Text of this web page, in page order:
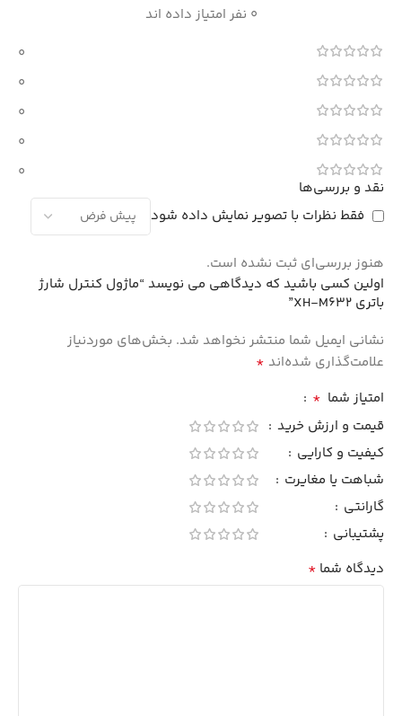
0 نفر امتیاز داده اند
0
0
0
0
0
نقد و بررسی‌ها
فقط نظرات با تصویر نمایش داده شود
هنوز بررسی‌ای ثبت نشده است.
اولین کسی باشید که دیدگاهی می نویسد “ماژول کنترل شارژ
باتری XH-M632”
نشانی ایمیل شما منتشر نخواهد شد. بخش‌های موردنیاز
علامت‌گذاری شده‌اند *
امتیاز شما *
قیمت و ارزش خرید
کیفیت و کارایی
شباهت یا مغایرت
گارانتی
پشتیبانی
دیدگاه شما *